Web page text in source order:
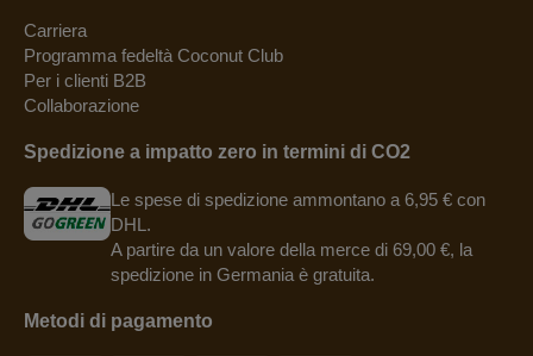
Carriera
Programma fedeltà Coconut Club
Per i clienti B2B
Collaborazione
Spedizione a impatto zero in termini di CO2
Le spese di spedizione ammontano a 6,95 € con
DHL.
A partire da un valore della merce di 69,00 €, la
spedizione in Germania è gratuita.
Metodi di pagamento